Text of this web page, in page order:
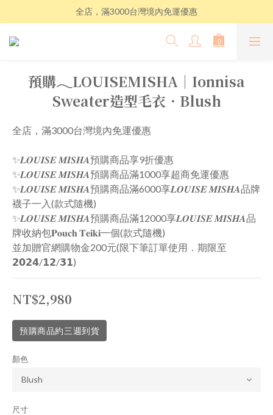
全店，滿3000台灣境內免運優惠
預購𓂃LOUISEMISHA│Ionnisa
Sweater造型毛衣．Blush
全店，滿3000台灣境內免運優惠
✨𝑳𝑶𝑼𝑰𝑺𝑬 𝑴𝑰𝑺𝑯𝑨預購商品享9折優惠
✨𝑳𝑶𝑼𝑰𝑺𝑬 𝑴𝑰𝑺𝑯𝑨預購商品滿1000享超商免運優惠
✨𝑳𝑶𝑼𝑰𝑺𝑬 𝑴𝑰𝑺𝑯𝑨預購商品滿6000享𝑳𝑶𝑼𝑰𝑺𝑬 𝑴𝑰𝑺𝑯𝑨品牌
襪子一入(款式隨機)
✨𝑳𝑶𝑼𝑰𝑺𝑬 𝑴𝑰𝑺𝑯𝑨預購商品滿12000享𝑳𝑶𝑼𝑰𝑺𝑬 𝑴𝑰𝑺𝑯𝑨品
牌收納包𝐏𝐨𝐮𝐜𝐡 𝐓𝐞𝐢𝐤𝐢一個(款式隨機)
並加贈官網購物金200元(限下筆訂單使用．期限至
𝟮𝟬𝟮𝟰/𝟭𝟮/𝟯𝟭)
NT$2,980
預購商品約三週到貨
顏色
尺寸